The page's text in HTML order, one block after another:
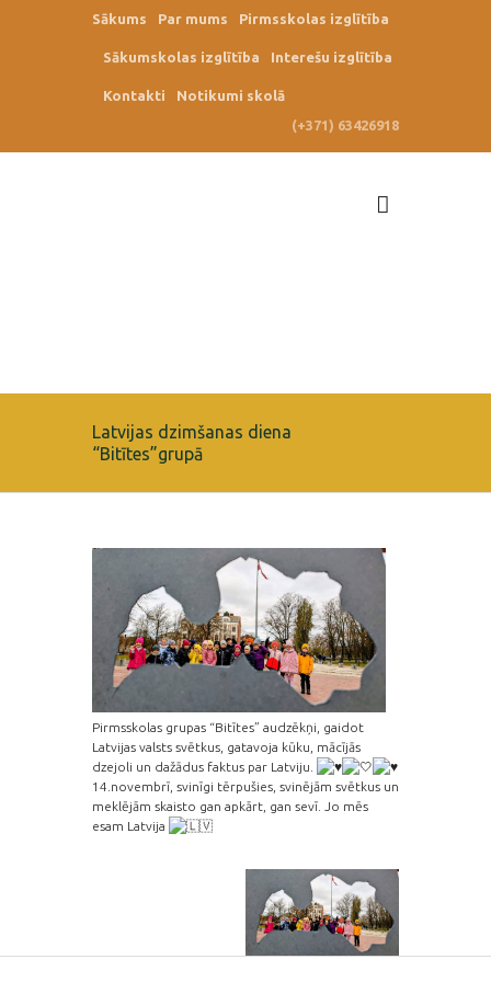
Sākums Par mums Pirmsskolas izglītība
Sākumskolas izglītība Interešu izglītība
Kontakti
Notikumi skolā
(+371) 63426918
Latvijas dzimšanas diena
“Bitītes”grupā
Pirmsskolas grupas “Bitītes” audzēkņi, gaidot
Latvijas valsts svētkus, gatavoja kūku, mācījās
dzejoli un dažādus faktus par Latviju.
14.novembrī, svinīgi tērpušies, svinējām svētkus un
meklējām skaisto gan apkārt, gan sevī. Jo mēs
esam Latvija